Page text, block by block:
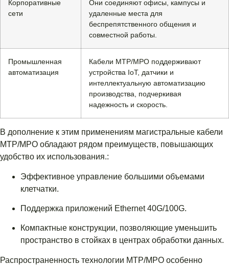
Корпоративные
сети
Они соединяют офисы, кампусы и
удаленные места для
беспрепятственного общения и
совместной работы.
Промышленная
автоматизация
Кабели MTP/MPO поддерживают
устройства IoT, датчики и
интеллектуальную автоматизацию
производства, подчеркивая
надежность и скорость.
В дополнение к этим применениям магистральные кабели
MTP/MPO обладают рядом преимуществ, повышающих
удобство их использования.:
Эффективное управление большими объемами
клетчатки.
Поддержка приложений Ethernet 40G/100G.
Компактные конструкции, позволяющие уменьшить
пространство в стойках в центрах обработки данных.
Распространенность технологии MTP/MPO особенно